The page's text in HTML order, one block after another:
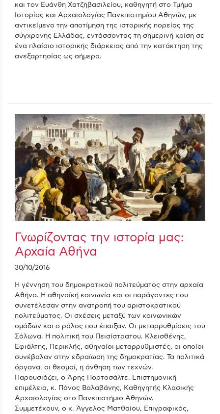
και τον Ευάνθη Χατζηβασιλείου, καθηγητή στο Τµήµα
Ιστορίας και Αρχαιολογίας Πανεπιστηµίου Αθηνών, με
αντικείμενο την αποτίμηση της ιστορικής πορείας της
σύγχρονης Ελλάδας, εντάσσοντας τη σημερινή κρίση σε
ένα πλαίσιο ιστορικής διάρκειας από την κατάκτηση της
ανεξαρτησίας ως σήμερα.
Γνωρίζοντας την ιστορία μας:
Αρχαία Αθήνα
30/10/2016
Η γέννηση του δημοκρατικού πολιτεύματος στην αρχαία
Αθήνα. Η αθηναϊκή κοινωνία και οι παράγοντες που
συνετέλεσαν στην ανατροπή του αριστοκρατικού
πολιτεύματος. Οι σχέσεις μεταξύ των κοινωνικών
ομάδων και ο ρόλος που έπαιξαν. Οι μεταρρυθμίσεις του
Σόλωνα. Η πολιτική του Πεισίστρατου. Κλεισθένης,
Εφιάλτης, Περικλής, αθηναίοι μεταρρυθμιστές, οι οποίοι
συνέβαλαν στην εδραίωση της δημοκρατίας. Τα πολιτικά
όργανα, οι θεσμοί, η άνθηση των τεχνών.
Παρουσιάζει, ο Άρης Πορτοσάλτε. Επιστημονική
επιμέλεια, κ. Πάνος Βαλαβάνης, Καθηγητής Κλασικής
Αρχαιολογίας στο Πανεπιστήμιο Αθηνών.
Συμμετέχουν, ο κ. Άγγελος Ματθαίου, Επιγραφικός,